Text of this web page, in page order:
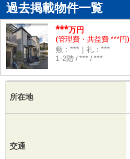
過去掲載物件一覧
***万円
(管理費・共益費 ***円)
敷：***｜礼：***
1-2階 / *** / ***
所在地
交通